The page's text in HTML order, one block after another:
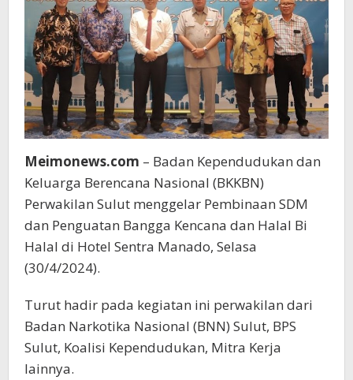
Meimonews.com – Badan Kependudukan dan
Keluarga Berencana Nasional (BKKBN)
Perwakilan Sulut menggelar Pembinaan SDM
dan Penguatan Bangga Kencana dan Halal Bi
Halal di Hotel Sentra Manado, Selasa
(30/4/2024).
Turut hadir pada kegiatan ini perwakilan dari
Badan Narkotika Nasional (BNN) Sulut, BPS
Sulut, Koalisi Kependudukan, Mitra Kerja
lainnya.